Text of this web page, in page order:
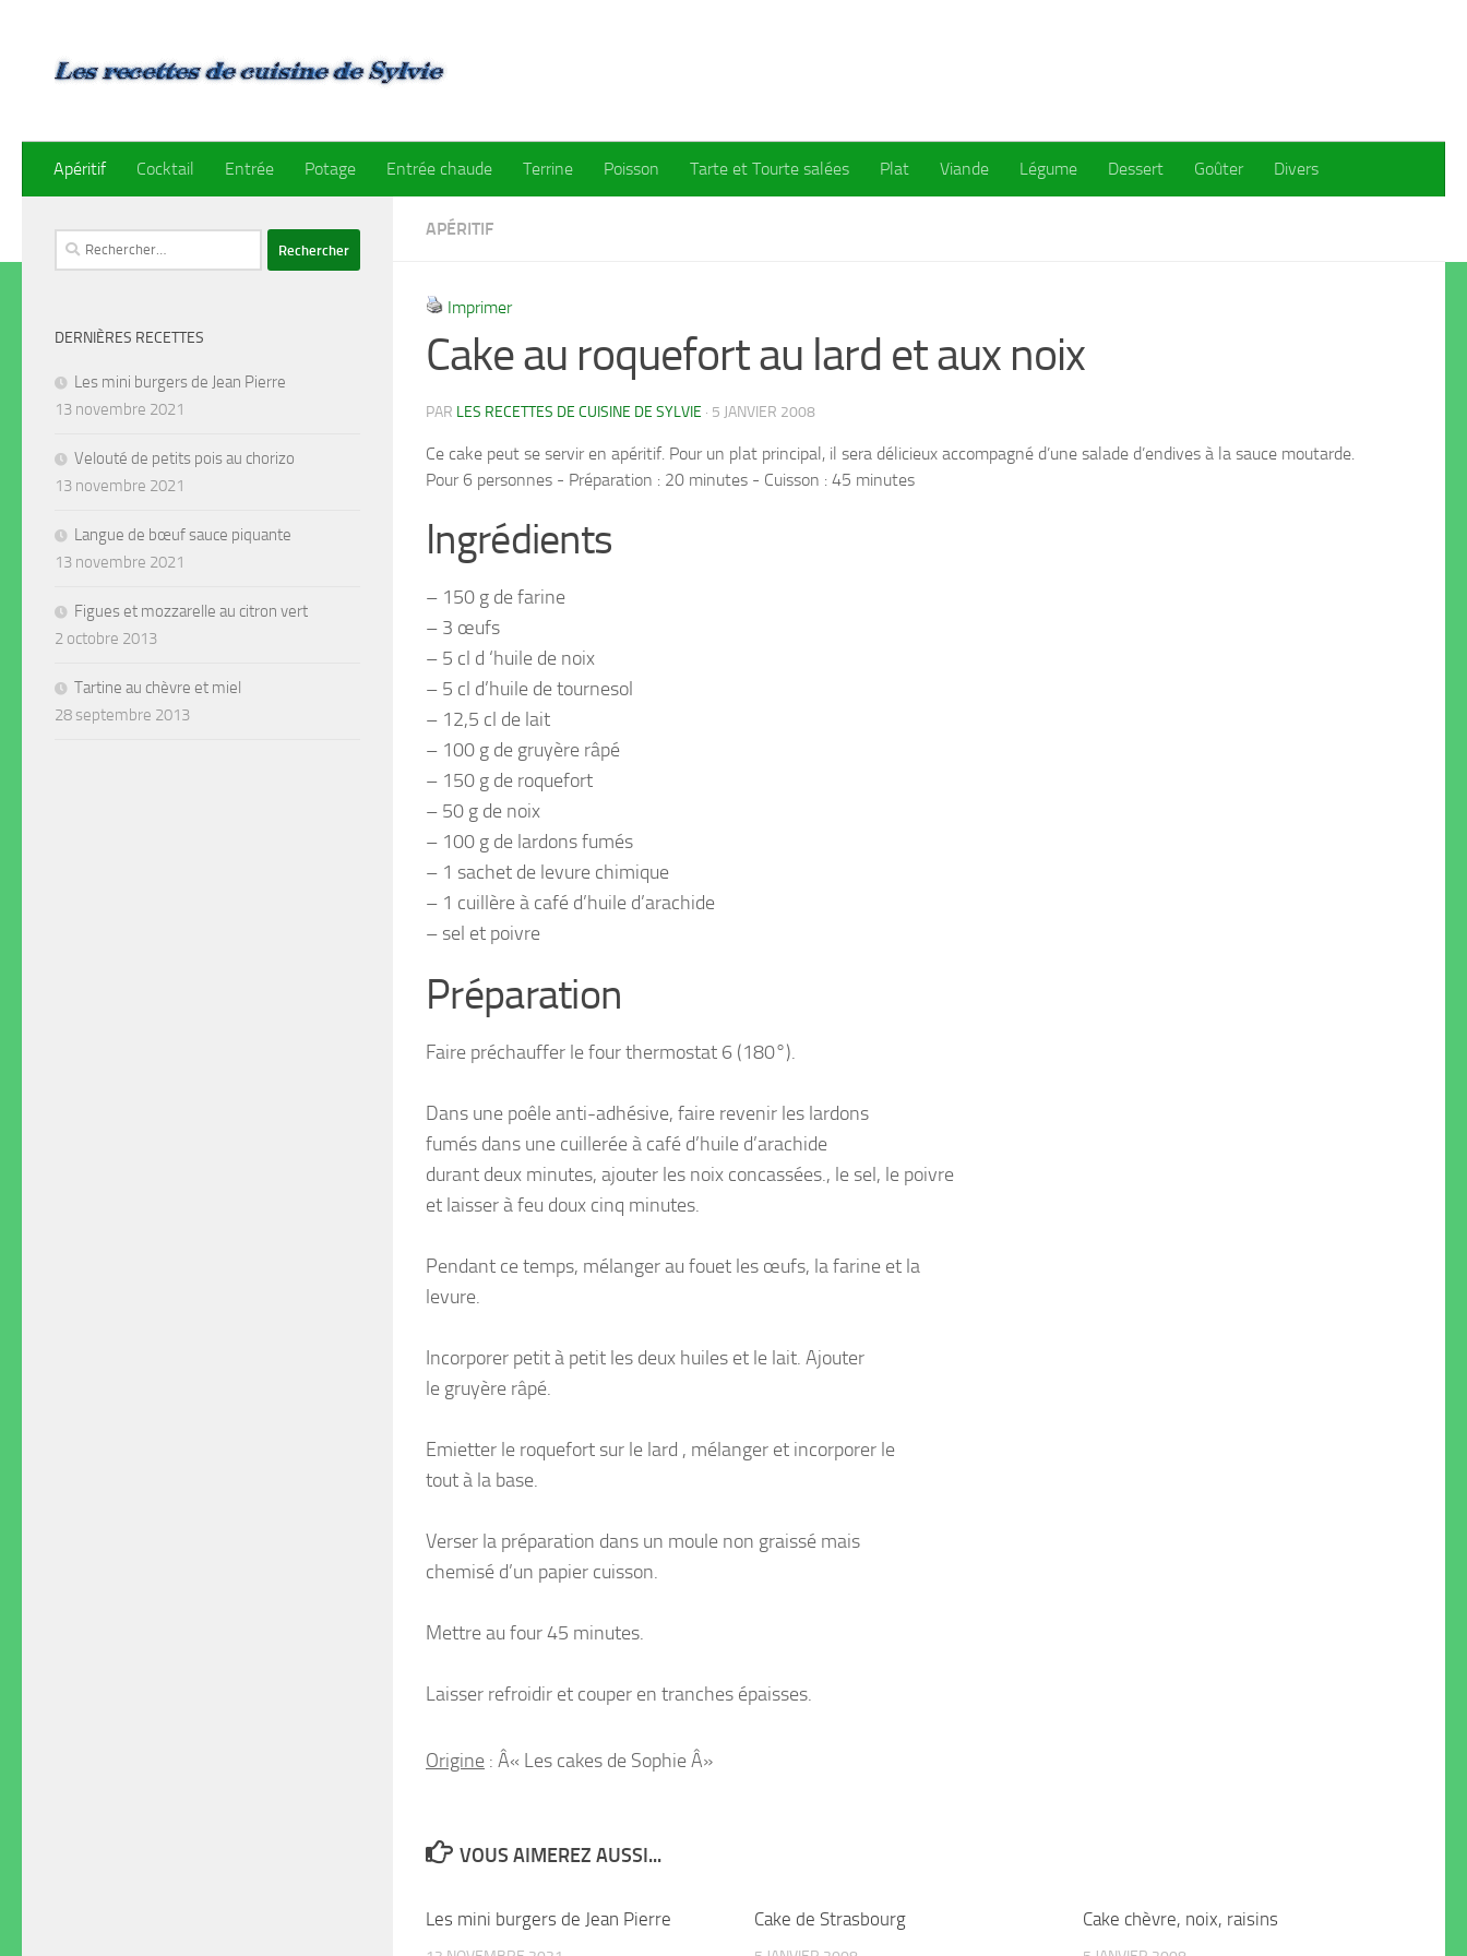
Apéritif Cocktail Entrée Potage Entrée chaude Terrine Poisson Tarte et Tourte salées Plat Viande Légume Dessert Goûter Divers
APÉRITIF
Imprimer
Cake au roquefort au lard et aux noix
PAR LES RECETTES DE CUISINE DE SYLVIE · 5 JANVIER 2008
Ce cake peut se servir en apéritif. Pour un plat principal, il sera délicieux accompagné d’une salade d’endives à la sauce moutarde.
Pour 6 personnes - Préparation : 20 minutes - Cuisson : 45 minutes
Ingrédients
– 150 g de farine
– 3 œufs
– 5 cl d ‘huile de noix
– 5 cl d’huile de tournesol
– 12,5 cl de lait
– 100 g de gruyère râpé
– 150 g de roquefort
– 50 g de noix
– 100 g de lardons fumés
– 1 sachet de levure chimique
– 1 cuillère à café d’huile d’arachide
– sel et poivre
Préparation
Faire préchauffer le four thermostat 6 (180°).
Dans une poêle anti-adhésive, faire revenir les lardons
fumés dans une cuillerée à café d’huile d’arachide
durant deux minutes, ajouter les noix concassées., le sel, le poivre
et laisser à feu doux cinq minutes.
Pendant ce temps, mélanger au fouet les œufs, la farine et la
levure.
Incorporer petit à petit les deux huiles et le lait. Ajouter
le gruyère râpé.
Emietter le roquefort sur le lard , mélanger et incorporer le
tout à la base.
Verser la préparation dans un moule non graissé mais
chemisé d’un papier cuisson.
Mettre au four 45 minutes.
Laisser refroidir et couper en tranches épaisses.
Origine : Â« Les cakes de Sophie Â»
VOUS AIMEREZ AUSSI...
Les mini burgers de Jean Pierre Cake de Strasbourg Cake chèvre, noix, raisins
Rechercher :
DERNIÈRES RECETTES
Les mini burgers de Jean Pierre
13 novembre 2021
Velouté de petits pois au chorizo
13 novembre 2021
Langue de bœuf sauce piquante
13 novembre 2021
Figues et mozzarelle au citron vert
2 octobre 2013
Tartine au chèvre et miel
28 septembre 2013